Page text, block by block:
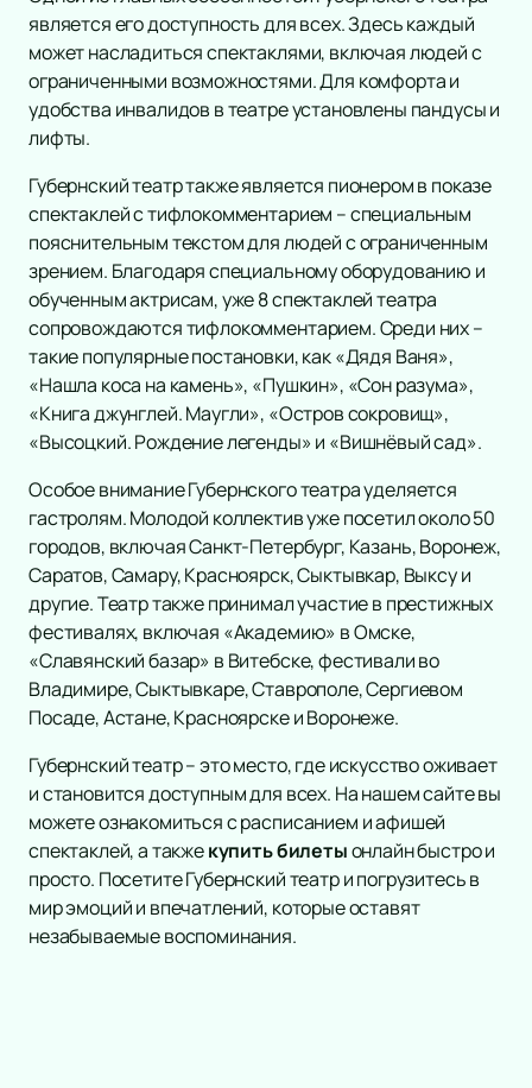
является его доступность для всех. Здесь каждый
может насладиться спектаклями, включая людей с
ограниченными возможностями. Для комфорта и
удобства инвалидов в театре установлены пандусы и
лифты.
Губернский театр также является пионером в показе
спектаклей с тифлокомментарием – специальным
пояснительным текстом для людей с ограниченным
зрением. Благодаря специальному оборудованию и
обученным актрисам, уже 8 спектаклей театра
сопровождаются тифлокомментарием. Среди них –
такие популярные постановки, как «Дядя Ваня»,
«Нашла коса на камень», «Пушкин», «Сон разума»,
«Книга джунглей. Маугли», «Остров сокровищ»,
«Высоцкий. Рождение легенды» и «Вишнёвый сад».
Особое внимание Губернского театра уделяется
гастролям. Молодой коллектив уже посетил около 50
городов, включая Санкт-Петербург, Казань, Воронеж,
Саратов, Самару, Красноярск, Сыктывкар, Выксу и
другие. Театр также принимал участие в престижных
фестивалях, включая «Академию» в Омске,
«Славянский базар» в Витебске, фестивали во
Владимире, Сыктывкаре, Ставрополе, Сергиевом
Посаде, Астане, Красноярске и Воронеже.
Губернский театр – это место, где искусство оживает
и становится доступным для всех. На нашем сайте вы
можете ознакомиться с расписанием и афишей
спектаклей, а такжекупить билетыонлайн быстро и
просто. Посетите Губернский театр и погрузитесь в
мир эмоций и впечатлений, которые оставят
незабываемые воспоминания.